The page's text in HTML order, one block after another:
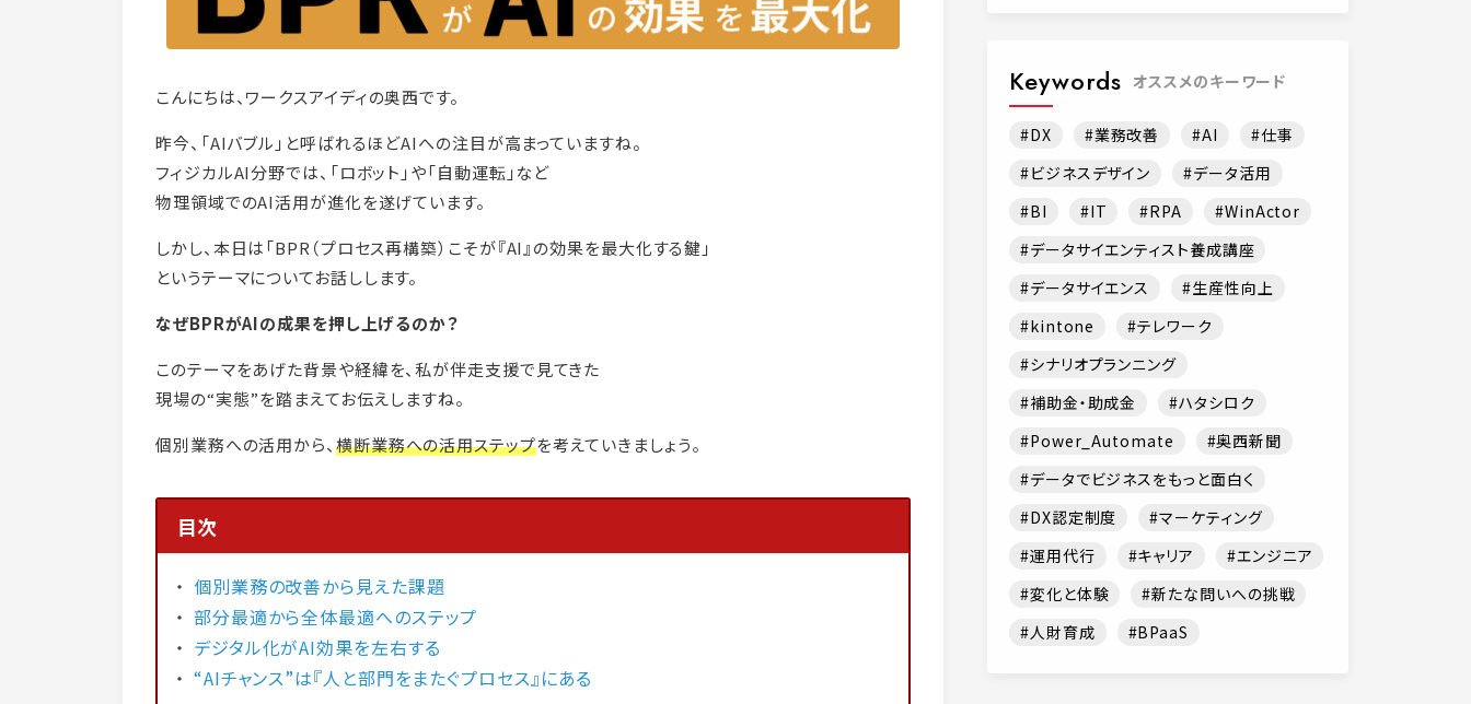
こんにちは、ワークスアイディの奥西です。
昨今、「AIバブル」と呼ばれるほどAIへの注目が高まっていますね。
フィジカルAI分野では、「ロボット」や「自動運転」など
物理領域でのAI活用が進化を遂げています。
しかし、本日は「BPR（プロセス再構築）こそが『AI』の効果を最大化する鍵」
というテーマについてお話しします。
なぜBPRがAIの成果を押し上げるのか？
このテーマをあげた背景や経緯を、私が伴走支援で見てきた
現場の“実態”を踏まえてお伝えしますね。
個別業務への活用から、 横断業務への活用ステップを考えていきましょう。
目次
個別業務の改善から見えた課題
部分最適から全体最適へのステップ
デジタル化がAI効果を左右する
“AIチャンス”は『人と部門をまたぐプロセス』にある
Keywords オススメのキーワード
DX 業務改善 AI
仕事
ビジネスデザイン
データ活用
BI
IT RPA
WinActor
データサイエンティスト養成講座
データサイエンス
生産性向上
kintone
テレワーク
シナリオプランニング
補助金・助成金
ハタシロク
Power_Automate
奥西新聞
データでビジネスをもっと面白く
DX認定制度
マーケティング
運用代行
キャリア
エンジニア
変化と体験
新たな問いへの挑戦
人財育成
BPaaS